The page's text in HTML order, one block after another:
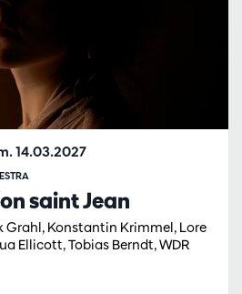
saint Jean
Grahl, Konstantin Krimmel, Lore
Ellicott, Tobias Berndt, WDR
14.03.2027